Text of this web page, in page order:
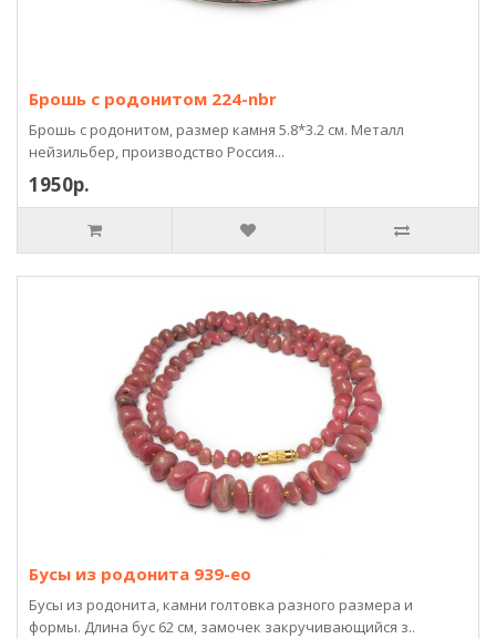
Брошь с родонитом 224-nbr
Брошь с родонитом, размер камня 5.8*3.2 см. Металл
нейзильбер, производство Россия...
1950р.
Бусы из родонита 939-eo
Бусы из родонита, камни голтовка разного размера и
формы. Длина бус 62 см, замочек закручивающийся з..